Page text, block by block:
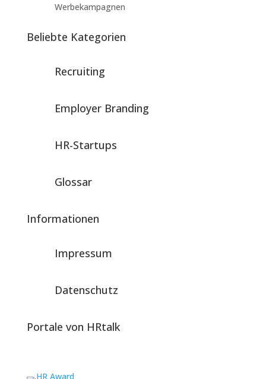
Werbekampagnen
Beliebte Kategorien
Recruiting
Employer Branding
HR-Startups
Glossar
Informationen
Impressum
Datenschutz
Portale von HRtalk